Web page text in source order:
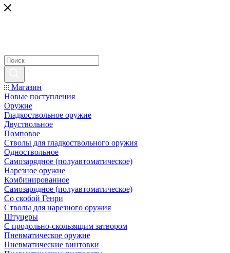
Магазин
Новые поступления
Оружие
Гладкоствольное оружие
Двуствольное
Помповое
Стволы для гладкоствольного оружия
Одноствольное
Самозарядное (полуавтоматическое)
Нарезное оружие
Комбинированное
Самозарядное (полуавтоматическое)
Со скобой Генри
Стволы для нарезного оружия
Штуцеры
С продольно-скользящим затвором
Пневматическое оружие
Пневматические винтовки